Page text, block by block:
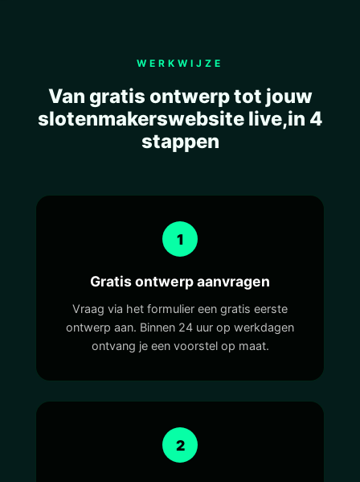
WERKWIJZE
Van gratis ontwerp tot jouw
slotenmakers­website live,in 4
stappen
1
Gratis ontwerp aanvragen
Vraag via het formulier een gratis eerste
ontwerp aan. Binnen 24 uur op werkdagen
ontvang je een voorstel op maat.
2